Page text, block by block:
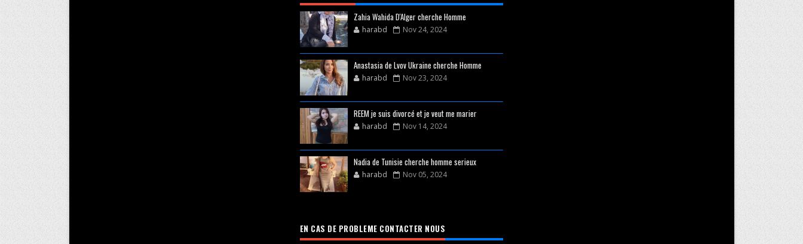
Zahia Wahida D'Alger cherche Homme
harabd Nov 24, 2024
Anastasia de Lvov Ukraine cherche Homme
harabd Nov 23, 2024
REEM je suis divorcé et je veut me marier
harabd Nov 14, 2024
Nadia de Tunisie cherche homme serieux
harabd Nov 05, 2024
EN CAS DE PROBLEME CONTACTER NOUS